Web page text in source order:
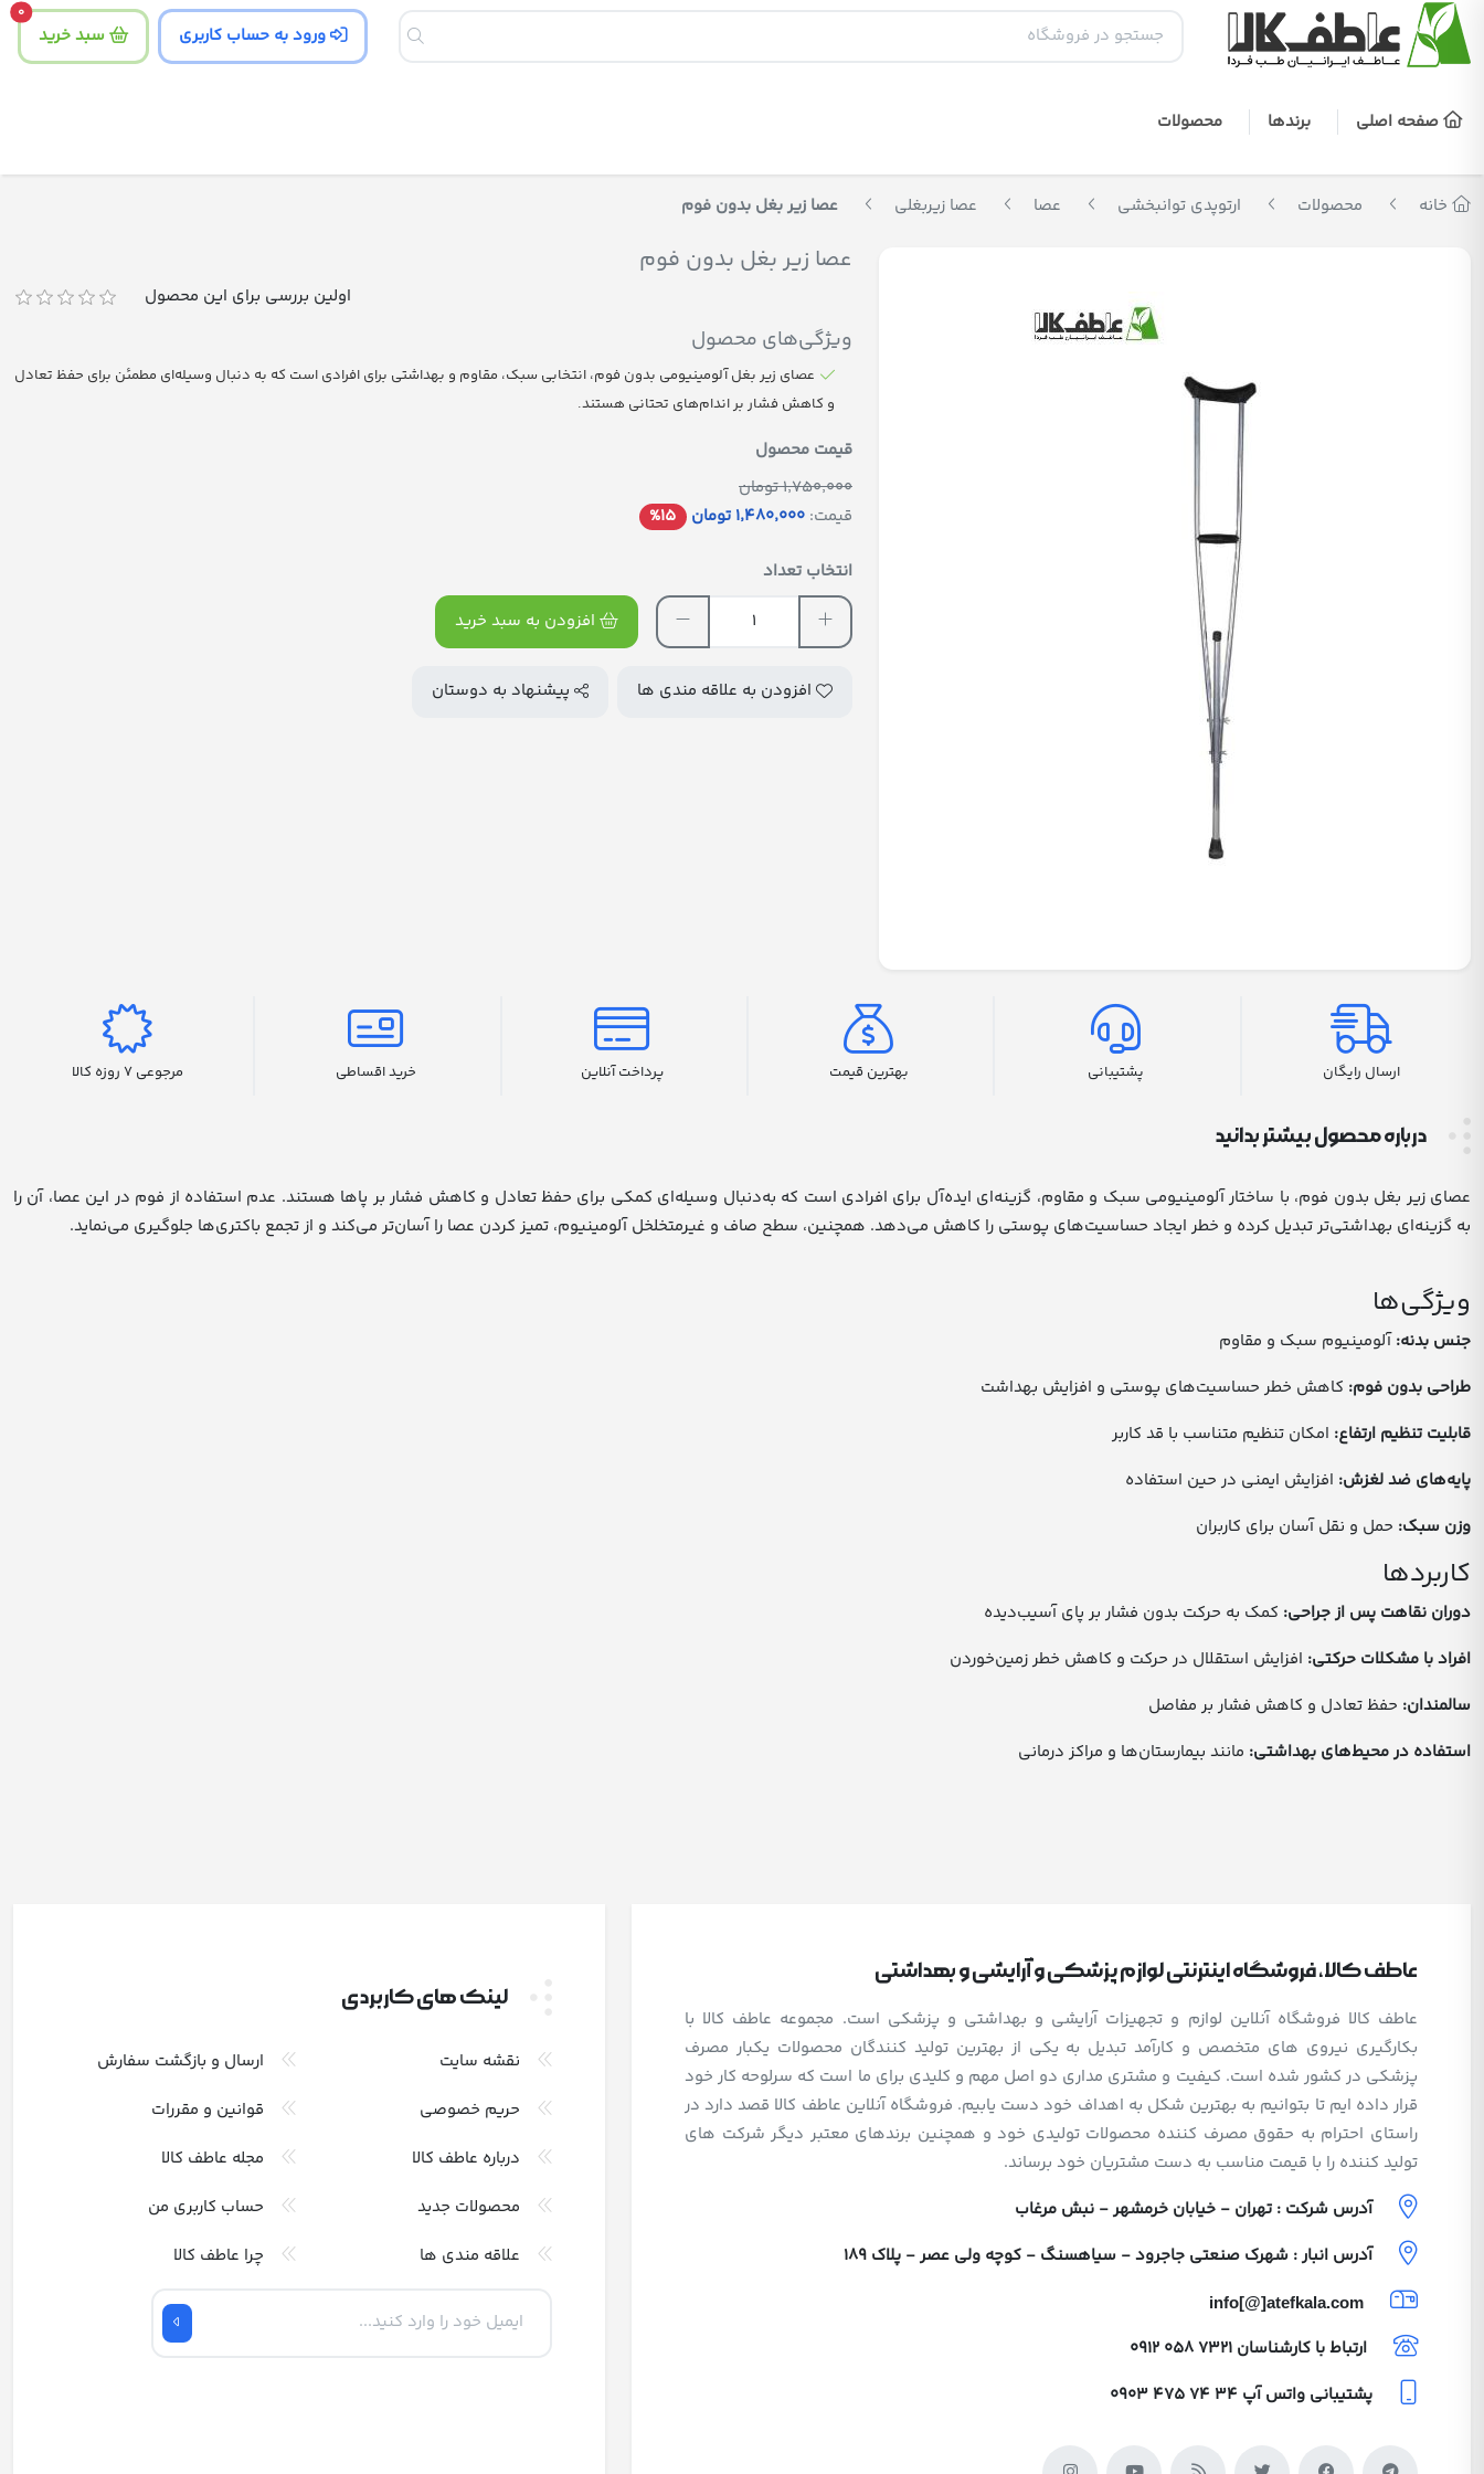
ورود به حساب کاربری سبد خرید
0
صفحه اصلی برندها محصولات
خانه محصولات ارتوپدی توانبخشی عصا عصا زیربغلی عصا زیر بغل بدون فوم
عصا زیر بغل بدون فوم
اولین بررسی برای این محصول
ویژگی‌های محصول
عصای زیر بغل آلومینیومی بدون فوم، انتخابی سبک، مقاوم و بهداشتی برای افرادی است که به دنبال وسیله‌ای مطمئن برای حفظ تعادل
و کاهش فشار بر اندام‌های تحتانی هستند.
قیمت محصول
1٬750٬000 تومان
قیمت: 1٬480٬000 تومان %15
انتخاب تعداد
افزودن به سبد خرید
افزودن به علاقه مندی ها پیشنهاد به دوستان
ارسال رایگان پشتیبانی بهترین قیمت پرداخت آنلاین خرید اقساطی مرجوعی 7 روزه کالا
درباره محصول بیشتر بدانید
عصای زیر بغل بدون فوم، با ساختار آلومینیومی سبک و مقاوم، گزینه‌ای ایده‌آل برای افرادی است که به‌دنبال وسیله‌ای کمکی برای حفظ تعادل و کاهش فشار بر پاها هستند. عدم استفاده از فوم در این عصا، آن را
به گزینه‌ای بهداشتی‌تر تبدیل کرده و خطر ایجاد حساسیت‌های پوستی را کاهش می‌دهد. همچنین، سطح صاف و غیرمتخلخل آلومینیوم، تمیز کردن عصا را آسان‌تر می‌کند و از تجمع باکتری‌ها جلوگیری می‌نماید.
ویژگی‌ها
جنس بدنه: آلومینیوم سبک و مقاوم
طراحی بدون فوم: کاهش خطر حساسیت‌های پوستی و افزایش بهداشت
قابلیت تنظیم ارتفاع: امکان تنظیم متناسب با قد کاربر
پایه‌های ضد لغزش: افزایش ایمنی در حین استفاده
وزن سبک: حمل و نقل آسان برای کاربران
کاربردها
دوران نقاهت پس از جراحی: کمک به حرکت بدون فشار بر پای آسیب‌دیده
افراد با مشکلات حرکتی: افزایش استقلال در حرکت و کاهش خطر زمین‌خوردن
سالمندان: حفظ تعادل و کاهش فشار بر مفاصل
استفاده در محیط‌های بهداشتی: مانند بیمارستان‌ها و مراکز درمانی
عاطف کالا، فروشگاه اینترنتی لوازم پزشکی و آرایشی و بهداشتی
عاطف کالا فروشگاه آنلاین لوازم و تجهیزات آرایشی و بهداشتی و پزشکی است. مجموعه عاطف کالا با
بکارگیری نیروی های متخصص و کارآمد تبدیل به یکی از بهترین تولید کنندگان محصولات یکبار مصرف
پزشکی در کشور شده است. کیفیت و مشتری مداری دو اصل مهم و کلیدی برای ما است که سرلوحه کار خود
قرار داده ایم تا بتوانیم به بهترین شکل به اهداف خود دست یابیم. فروشگاه آنلاین عاطف کالا قصد دارد در
راستای احترام به حقوق مصرف کننده محصولات تولیدی خود و همچنین برندهای معتبر دیگر شرکت های
تولید کننده را با قیمت مناسب به دست مشتریان خود برساند.
آدرس شرکت : تهران - خیابان خرمشهر - نبش مرغاب
آدرس انبار : شهرک صنعتی جاجرود - سیاهسنگ - کوچه ولی عصر - پلاک 189
info[@]atefkala.com
ارتباط با کارشناسان 0912 058 7321
پشتیبانی واتس آپ 0903 475 74 34
لینک های کاربردی
نقشه سایت
ارسال و بازگشت سفارش
حریم خصوصی
قوانین و مقررات
درباره عاطف کالا
مجله عاطف کالا
محصولات جدید
حساب کاربری من
علاقه مندی ها
چرا عاطف کالا